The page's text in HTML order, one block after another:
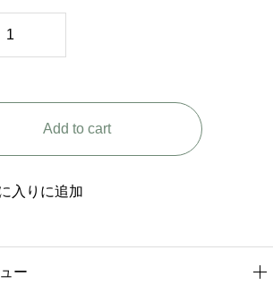
Add to cart
入りに追加
ー